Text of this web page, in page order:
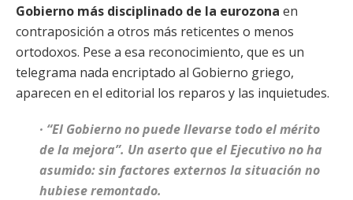
Gobierno más disciplinado de la eurozona en
contraposición a otros más reticentes o menos
ortodoxos. Pese a esa reconocimiento, que es un
telegrama nada encriptado al Gobierno griego,
aparecen en el editorial los reparos y las inquietudes.
· “El Gobierno no puede llevarse todo el mérito
de la mejora”. Un aserto que el Ejecutivo no ha
asumido: sin factores externos la situación no
hubiese remontado.